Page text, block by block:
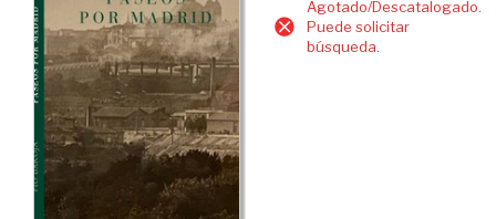
Agotado/Descatalogado.
Puede solicitar
búsqueda.